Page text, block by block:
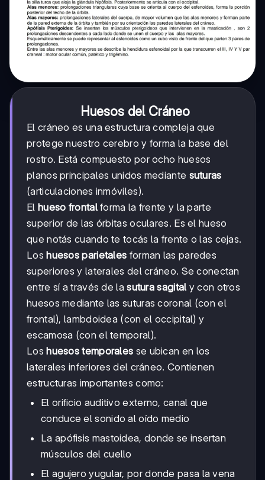
Huesos del Cráneo
El cráneo es una estructura compleja que
protege nuestro cerebro y forma la base del
rostro. Está compuesto por ocho huesos
planos principales unidos mediante suturas
(articulaciones inmóviles).
El hueso frontalforma la frente y la parte
superior de las órbitas oculares. Es el hueso
que notás cuando te tocás la frente o las cejas.
Loshuesos parietales forman las paredes
superiores y laterales del cráneo. Se conectan
entre sí a través de lasutura sagital y con otros
huesos mediante las suturas coronal (con el
frontal), lambdoidea (con el occipital) y
escamosa (con el temporal).
Loshuesos temporales se ubican en los
laterales inferiores del cráneo. Contienen
estructuras importantes como:
El orificio auditivo externo, canal que
conduce el sonido al oído medio
La apófisis mastoidea, donde se insertan
músculos del cuello
El agujero yugular, por donde pasa la vena